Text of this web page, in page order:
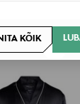
KÕIK